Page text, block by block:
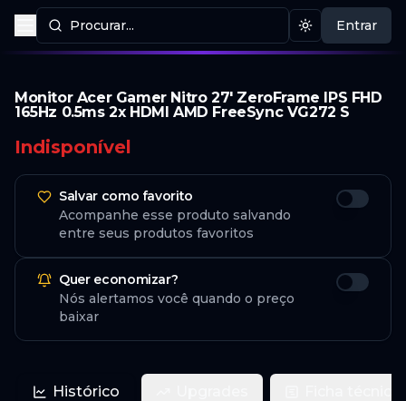
Procurar...
Procurar produtos Mudar tema
Entrar
Monitor Acer Gamer Nitro 27' ZeroFrame IPS FHD
165Hz 0.5ms 2x HDMI AMD FreeSync VG272 S
Indisponível
Salvar como favorito
Acompanhe esse produto salvando
entre seus produtos favoritos
Quer economizar?
Nós alertamos você quando o preço
baixar
Histórico